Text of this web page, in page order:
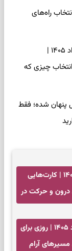
راه‌های
فال شمع امروز چهارشنبه ۱۴ مرداد ۱۴۰۵ |
چیزی که
پنهان شده؛ فقط
فال تاروت امروز جمعه ۱۶ مرداد ۱۴۰۵ | کارت‌هایی
درون و حرکت در
فال سرنوشت امروز جمعه ۱۶ مرداد ۱۴۰۵ | روزی برای
آرام